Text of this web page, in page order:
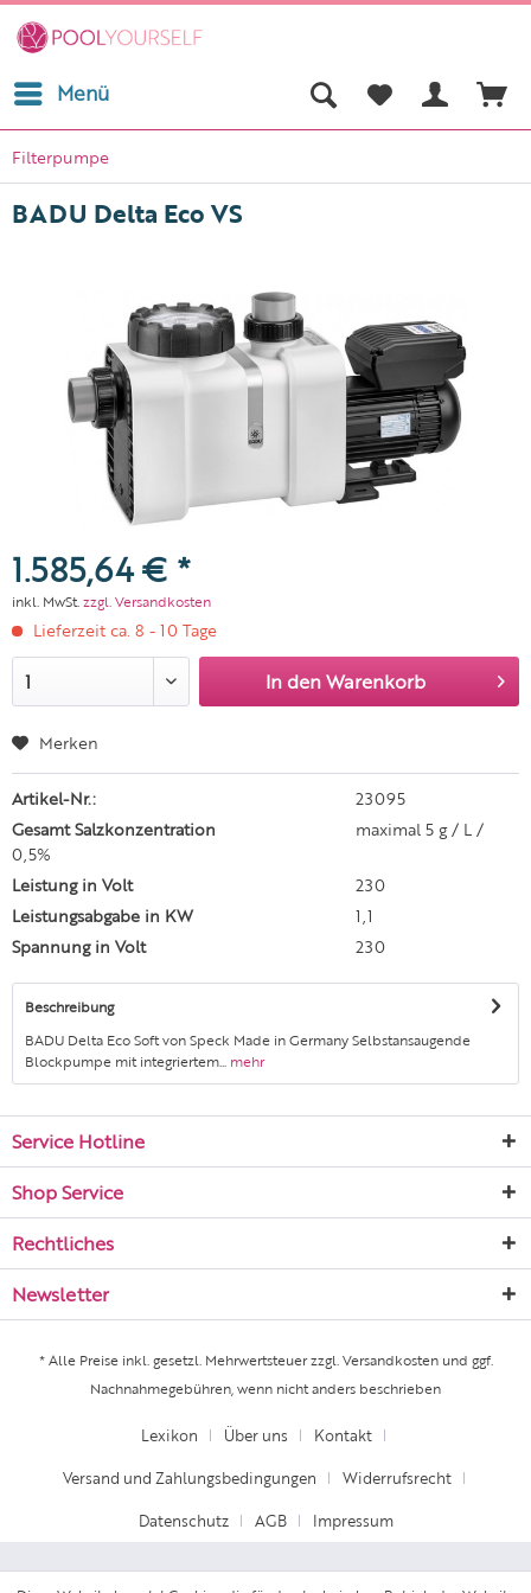
Menü
Filterpumpe
BADU Delta Eco VS
1.585,64 € *
inkl. MwSt. zzgl. Versandkosten
Lieferzeit ca. 8 - 10 Tage
In den Warenkorb
Merken
Artikel-Nr.:
23095
Gesamt Salzkonzentration
maximal 5 g / L /
0,5%
Leistung in Volt
230
Leistungsabgabe in KW
1,1
Spannung in Volt
230
Beschreibung
BADU Delta Eco Soft von Speck Made in Germany Selbstansaugende
Blockpumpe mit integriertem...
mehr
Service Hotline
Shop Service
Rechtliches
Newsletter
* Alle Preise inkl. gesetzl. Mehrwertsteuer zzgl.Versandkostenund ggf.
Nachnahmegebühren, wenn nicht anders beschrieben
Lexikon Über uns Kontakt
Versand und Zahlungsbedingungen Widerrufsrecht
Datenschutz AGB Impressum